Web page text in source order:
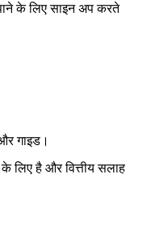
के लिए साइन अप करते
गाइड।
लिए है और वित्तीय सलाह